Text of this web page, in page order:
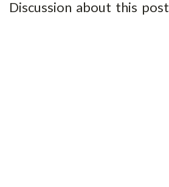
Discussion about this post